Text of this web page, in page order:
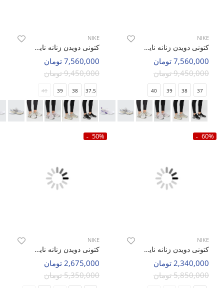
NIKE
کتونی دویدن زنانه نایک Nike V2K Run W
7,560,000 تومان
9,450,000 تومان
37
38
39
40
NIKE
کتونی دویدن زنانه نایک Nike V2K Run W
7,560,000 تومان
9,450,000 تومان
37.5
38
39
40
60%
NIKE
کتونی دویدن زنانه نایک Nike V2K Run Summit W
2,340,000 تومان
5,850,000 تومان
50%
NIKE
کتونی دویدن زنانه نایک Nike Zoom Winflo 9x W
2,675,000 تومان
5,350,000 تومان